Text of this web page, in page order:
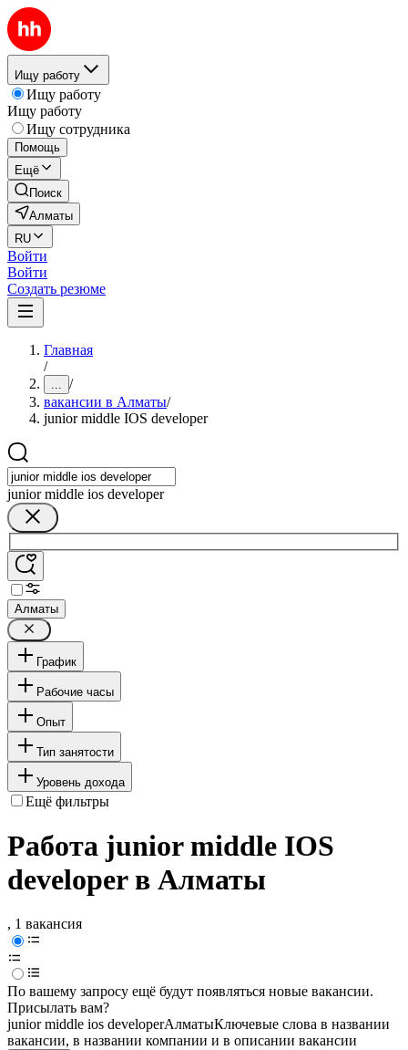
Ищу работу
Ищу работу
Ищу работу
Ищу сотрудника
Помощь
Ещё
Поиск
Алматы
RU
Войти
Войти
Создать резюме
Главная
/
... /
вакансии в Алматы/
junior middle IOS developer
junior middle ios developer
Алматы
График
Рабочие часы
Опыт
Тип занятости
Уровень дохода
Ещё фильтры
Работа junior middle IOS
developer в Алматы
, 1 вакансия
По вашему запросу ещё будут появляться новые вакансии.
Присылать вам?
junior middle ios developerАлматыКлючевые слова в названии
вакансии, в названии компании и в описании вакансии